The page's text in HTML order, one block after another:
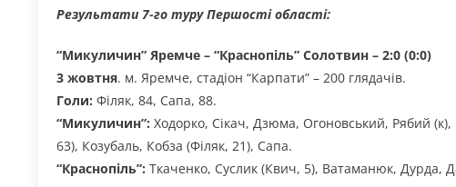
Результати 7-го туру Першості області:
“Микуличин” Яремче – “Краснопіль” Солотвин – 2:0 (0:0)
3 жовтня. м. Яремче, стадіон “Карпати” – 200 глядачів.
Голи: Філяк, 84, Сапа, 88.
“Микуличин”: Ходорко, Сікач, Дзюма, Огоновський, Рябий
63), Козубаль, Кобза (Філяк, 21), Сапа.
“Краснопіль”: Ткаченко, Суслик (Квич, 5), Ватаманюк, Дурда,